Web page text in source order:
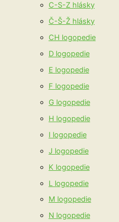
C-S-Z hlásky
Č-Š-Ž hlásky
CH logopedie
D logopedie
E logopedie
F logopedie
G logopedie
H logopedie
I logopedie
J logopedie
K logopedie
L logopedie
M logopedie
N logopedie